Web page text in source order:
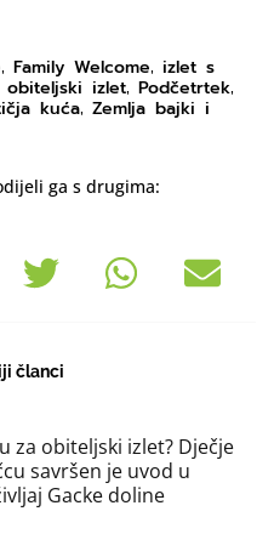
, Family Welcome, izlet s
obiteljski izlet, Podčetrtek,
kuća, Zemlja bajki i
ga s drugima:
članci
za obiteljski izlet? Dječje
savršen je uvod u
Gacke doline